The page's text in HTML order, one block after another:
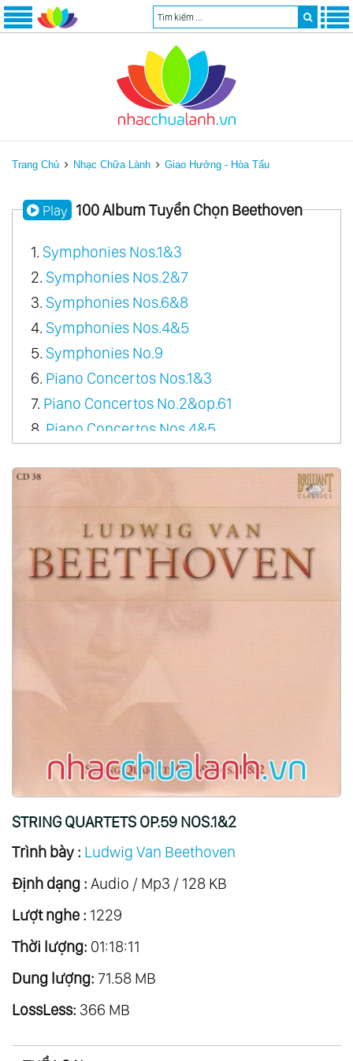
Trang Chủ Nhạc Chữa Lành Giao Hưởng - Hòa Tấu
Play 100 Album Tuyển Chọn Beethoven
1. Symphonies Nos.1&3
2. Symphonies Nos.2&7
3. Symphonies Nos.6&8
4. Symphonies Nos.4&5
5. Symphonies No.9
6. Piano Concertos Nos.1&3
7. Piano Concertos No.2&op.61
8. Piano Concertos Nos.4&5
10.
Overtures
Orchestral Works - Organ Works
13.Dances Vol.1
14.Dances Vol.2
15.Music For Wind Ensemble Vol.1
Septet Op.20 & Sextet Op.81B
Op.17
21.Trio Op.28; Duo Woo40
Piano
23.Piano Quartets
24.Piano Trios Vol.1
25.Piano Trios Vol.2
Piano Trios Vol.4
28.Cello Sonatas Vol.1
29.Cello Sonatas Vol.2
STRING QUARTETS OP.59 NOS.1&2
Trình bày : Ludwig Van Beethoven
Định dạng : Audio / Mp3 / 128 KB
Lượt nghe : 1229
Thời lượng: 01:18:11
Dung lượng: 71.58 MB
LossLess: 366 MB